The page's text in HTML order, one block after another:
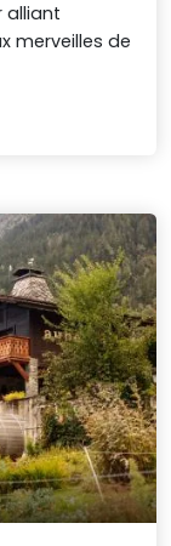
alliant
merveilles de